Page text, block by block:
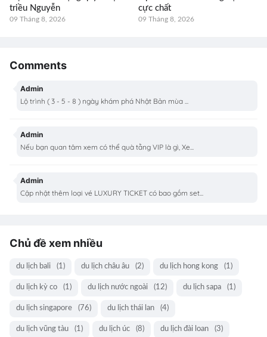
triều Nguyễn
09 Tháng 8, 2026
cực chất
09 Tháng 8, 2026
Comments
Admin
Lộ trình ( 3 - 5 - 8 ) ngày khám phá Nhật Bản mùa ...
Admin
Nếu bạn quan tâm xem có thể quà tằng VIP là gì, Xe...
Admin
Cập nhật thêm loại vé LUXURY TICKET có bao gồm set...
Chủ đề xem nhiều
du lịch bali (1) du lịch châu âu (2) du lịch hong kong (1)
du lịch kỳ co (1) du lịch nước ngoài (12) du lịch sapa (1)
du lịch singapore (76) du lịch thái lan (4)
du lịch vũng tàu (1) du lịch úc (8) du lịch đài loan (3)